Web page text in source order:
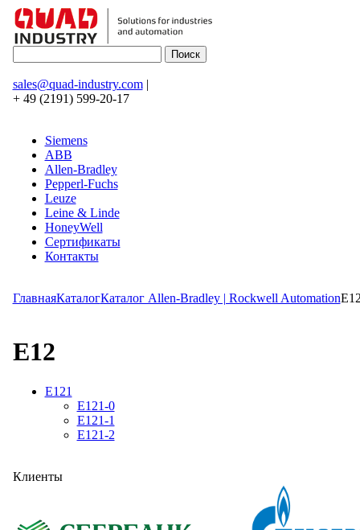
sales@quad-industry.com|
+ 49 (2191) 599-20-17
Siemens
ABB
Allen-Bradley
Pepperl-Fuchs
Leuze
Leine & Linde
HoneyWell
Сертификаты
Контакты
ГлавнаяКаталогКаталог Allen-Bradley | Rockwell Automation
E12
E121
E121-0
E121-1
E121-2
Клиенты